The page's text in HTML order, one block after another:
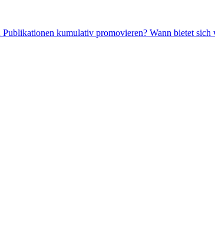
kumulativ promovieren? Wann bietet